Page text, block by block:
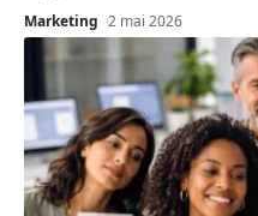
Marketing 2 mai 2026